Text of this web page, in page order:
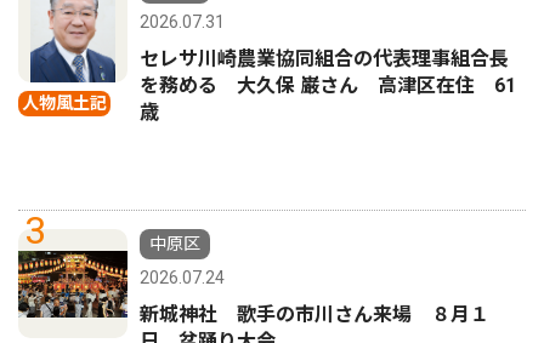
人物風土記
2026.07.31
セレサ川崎農業協同組合の代表理事組合長
を務める 大久保 巌さん 高津区在住 61
歳
3
中原区
2026.07.24
新城神社 歌手の市川さん来場 ８月１